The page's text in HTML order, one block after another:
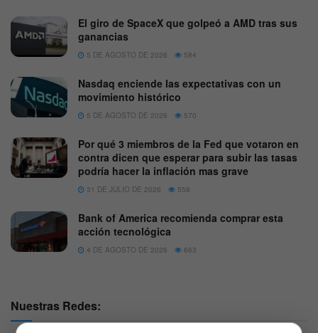
El giro de SpaceX que golpeó a AMD tras sus
ganancias
5 DE AGOSTO DE 2026 584
Nasdaq enciende las expectativas con un
movimiento histórico
5 DE AGOSTO DE 2026 570
Por qué 3 miembros de la Fed que votaron en
contra dicen que esperar para subir las tasas
podría hacer la inflación mas grave
31 DE JULIO DE 2026 558
Bank of America recomienda comprar esta
acción tecnológica
4 DE AGOSTO DE 2026 663
Nuestras Redes: